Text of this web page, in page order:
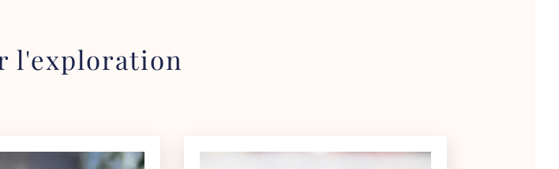
l'exploration